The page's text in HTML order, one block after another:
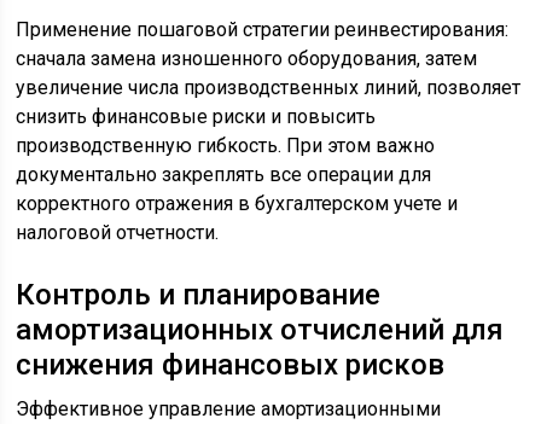
Применение пошаговой стратегии реинвестирования:
сначала замена изношенного оборудования, затем
увеличение числа производственных линий, позволяет
снизить финансовые риски и повысить
производственную гибкость. При этом важно
документально закреплять все операции для
корректного отражения в бухгалтерском учете и
налоговой отчетности.
Контроль и планирование
амортизационных отчислений для
снижения финансовых рисков
Эффективное управление амортизационными